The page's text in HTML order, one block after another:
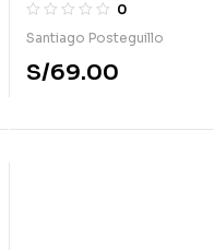
0
Santiago Posteguillo
S/69.00